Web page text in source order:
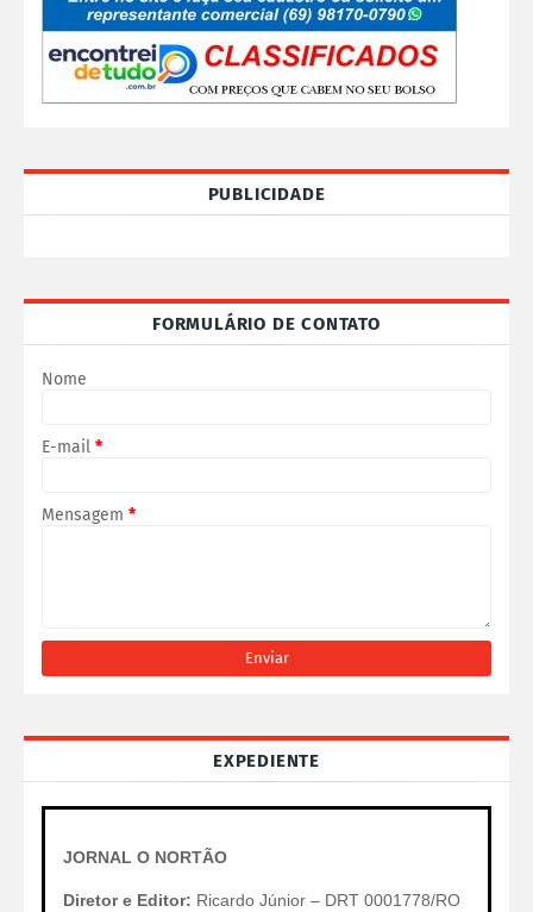
PUBLICIDADE
FORMULÁRIO DE CONTATO
Nome
E-mail *
Mensagem *
EXPEDIENTE
JORNAL O NORTÃO
Diretor e Editor: Ricardo Júnior – DRT 0001778/RO